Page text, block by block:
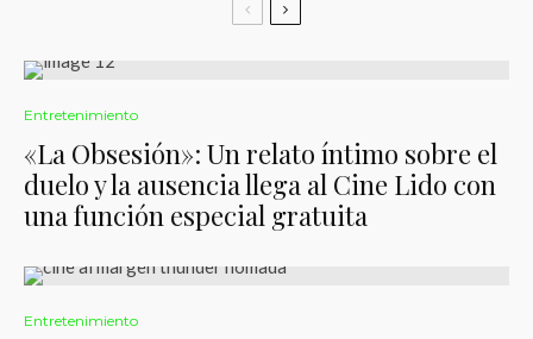
Entretenimiento
«La Obsesión»: Un relato íntimo sobre el
duelo y la ausencia llega al Cine Lido con
una función especial gratuita
Entretenimiento